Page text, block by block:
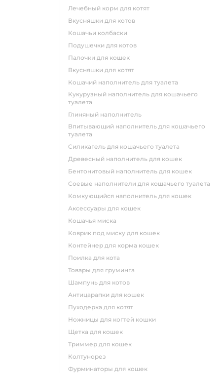
лечебный корм для котят
вкусняшки для котов
кошачьи колбаски
подушечки для котов
палочки для кошек
вкусняшки для котят
кошачий наполнитель для туалета
кукурузный наполнитель для кошачьего
туалета
глиняный наполнитель
впитывающий наполнитель для кошачьего
туалета
силикагель для кошачьего туалета
древесный наполнитель для кошек
бентонитовый наполнитель для кошек
соевые наполнители для кошачьего туалета
комкующийся наполнитель для кошек
аксессуары для кошек
кошачья миска
коврик под миску для кошек
контейнер для корма кошек
поилка для кота
товары для груминга
шампунь для котов
антицарапки для кошек
пуходерка для котят
ножницы для когтей кошки
щетка для кошек
триммер для кошек
колтунорез
фурминаторы для кошек